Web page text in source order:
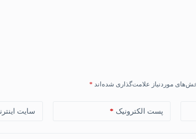
موردنیاز علامت‌گذاری شده‌اند *
پست الکترونیک * سایت